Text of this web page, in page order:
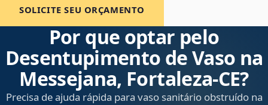
SOLICITE SEU ORÇAMENTO
Por que optar pelo
Desentupimento de Vaso na
Messejana, Fortaleza‑CE?
Precisa de ajuda rápida para vaso sanitário obstruído na